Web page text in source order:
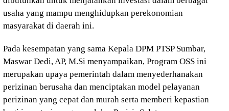
usaha yang mampu menghidupkan perekonomian
masyarakat di daerah ini.
Pada kesempatan yang sama Kepala DPM PTSP Sumbar,
Maswar Dedi, AP, M.Si menyampaikan, Program OSS ini
merupakan upaya pemerintah dalam menyederhanakan
perizinan berusaha dan menciptakan model pelayanan
perizinan yang cepat dan murah serta memberi kepastian